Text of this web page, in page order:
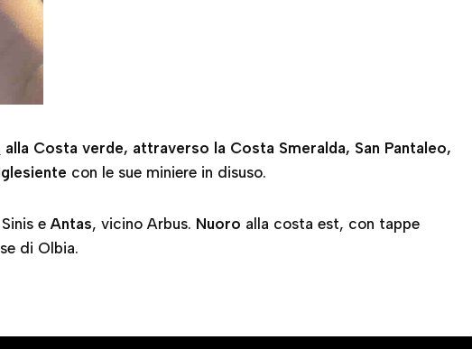
alla Costa verde, attraverso la Costa Smeralda, San Pantaleo,
con le sue miniere in disuso.
e Antas, vicino Arbus. Nuoro alla costa est, con tappe
di Olbia.